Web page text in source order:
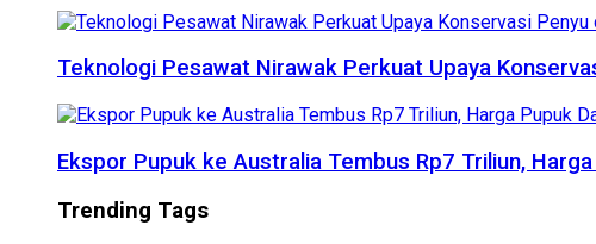
Teknologi Pesawat Nirawak Perkuat Upaya
Ekspor Pupuk ke Australia Tembus Rp7 Triliun,
Trending Tags